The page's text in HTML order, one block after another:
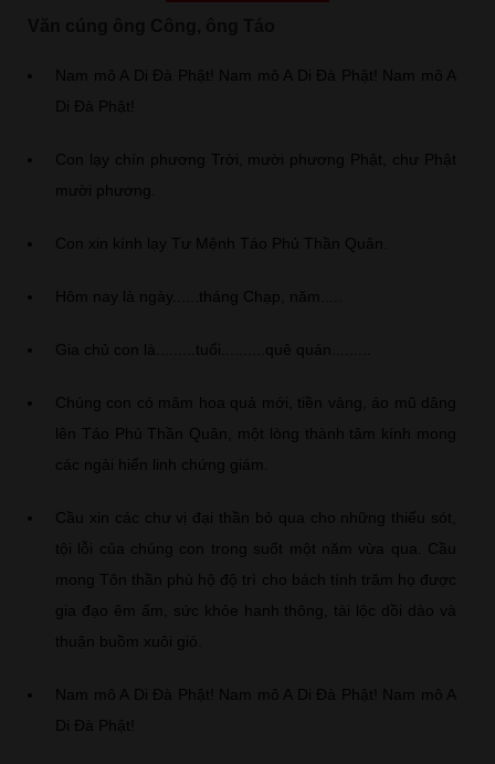
Nam mô A Di Đà Phật! Nam mô A Di Đà Phật! Nam mô A
Di Đà Phật!
Con lạy chín phương Trời, mười phương Phật, chư Phật
mười phương.
Con xin kính lạy Tư Mệnh Táo Phủ Thần Quân.
Hôm nay là ngày......tháng Chạp, năm.....
Gia chủ con là.........tuổi..........quê quán.........
Chúng con có mâm hoa quả mới, tiền vàng, áo mũ dâng
lên Táo Phủ Thần Quân, một lòng thành tâm kính mong
các ngài hiển linh chứng giám.
Cầu xin các chư vị đại thần bỏ qua cho những thiếu sót,
tội lỗi của chúng con trong suốt một năm vừa qua. Cầu
mong Tôn thần phù hộ độ trì cho bách tính trăm họ được
gia đạo êm ấm, sức khỏe hanh thông, tài lộc dồi dào và
thuận buồm xuôi gió.
Nam mô A Di Đà Phật! Nam mô A Di Đà Phật! Nam mô A
Di Đà Phật!